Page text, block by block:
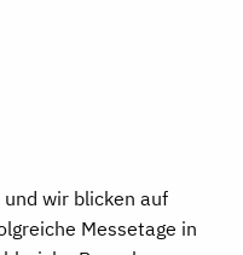
wir blicken auf
Messetage in